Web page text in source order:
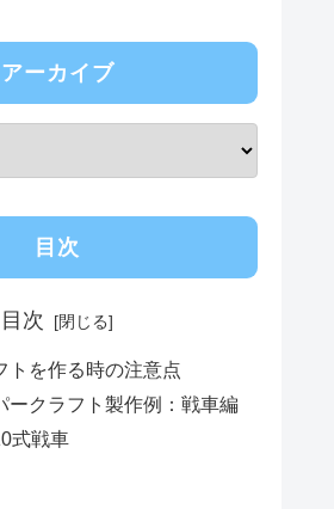
アーカイブ
目次
目次
トを作る時の注意点
ークラフト製作例：戦車編
式戦車